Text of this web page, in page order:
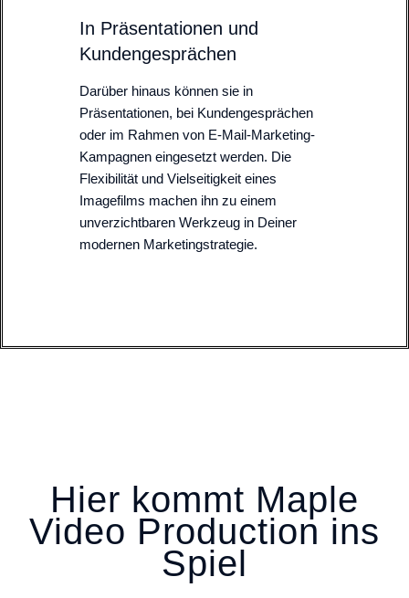
In Präsentationen und
Kundengesprächen
Darüber hinaus können sie in
Präsentationen, bei Kundengesprächen
oder im Rahmen von E-Mail-Marketing-
Kampagnen eingesetzt werden. Die
Flexibilität und Vielseitigkeit eines
Imagefilms machen ihn zu einem
unverzichtbaren Werkzeug in Deiner
modernen Marketingstrategie.
Hier kommt Maple
Video Production ins
Spiel